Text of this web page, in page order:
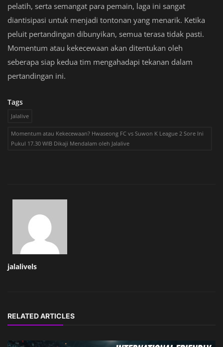
pelatih, serta semangat para pemain, laga ini sangat
diantisipasi untuk menjadi tontonan yang menarik. Ketika
peluit pertandingan dibunyikan, semua terasa tidak pasti.
Momentum atau kekecewaan akan ditentukan oleh
seberapa siap kedua tim mengahadapi tekanan dalam
pertandingan ini.
Tags
Jalalive
Momentum atau Kekecewaan? Hwaseong FC vs Suwon K League 2 Sore Ini
Pukul 17.30 WIB Dikaji Mendalam oleh Jalalive
jalalivels
RELATED ARTICLES